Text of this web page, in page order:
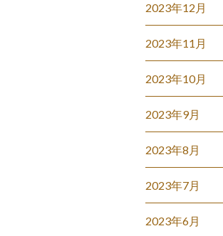
2023年12月
2023年11月
2023年10月
2023年9月
2023年8月
2023年7月
2023年6月